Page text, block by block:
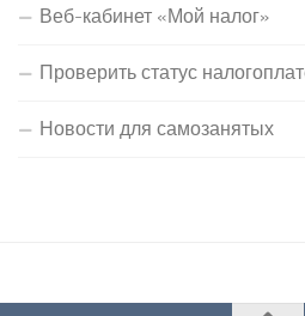
Веб-кабинет «Мой налог»
Проверить статус
Новости для самозанятых